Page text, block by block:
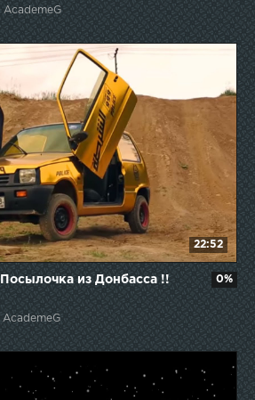
AcademeG
22:52
из Донбасса !!
AcademeG
0%